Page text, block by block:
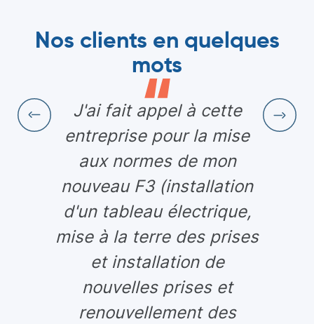
Nos clients en quelques
mots
J'ai fait appel à cette
entreprise pour la mise
aux normes de mon
nouveau F3 (installation
d'un tableau électrique,
mise à la terre des prises
et installation de
nouvelles prises et
renouvellement des